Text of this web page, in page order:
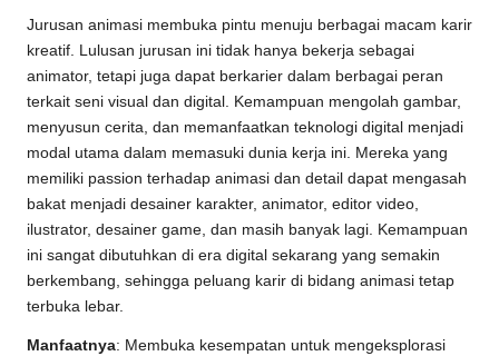
Jurusan animasi membuka pintu menuju berbagai macam karir
kreatif. Lulusan jurusan ini tidak hanya bekerja sebagai
animator, tetapi juga dapat berkarier dalam berbagai peran
terkait seni visual dan digital. Kemampuan mengolah gambar,
menyusun cerita, dan memanfaatkan teknologi digital menjadi
modal utama dalam memasuki dunia kerja ini. Mereka yang
memiliki passion terhadap animasi dan detail dapat mengasah
bakat menjadi desainer karakter, animator, editor video,
ilustrator, desainer game, dan masih banyak lagi. Kemampuan
ini sangat dibutuhkan di era digital sekarang yang semakin
berkembang, sehingga peluang karir di bidang animasi tetap
terbuka lebar.
Manfaatnya: Membuka kesempatan untuk mengeksplorasi